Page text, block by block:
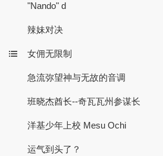
"Nand​​o" d
辣妹对决
女佣无限制
急流弥望神与无故的音调
班晓杰酋长--奇瓦瓦州参谋长
洋基少年上校 Mesu Ochi
运气到头了？